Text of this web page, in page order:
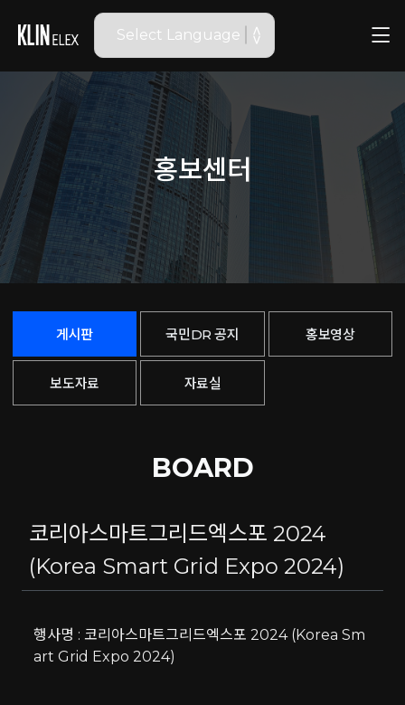
홍보센터
게시판 국민DR 공지 홍보영상
보도자료 자료실
BOARD
코리아스마트그리드엑스포 2024
(Korea Smart Grid Expo 2024)
행사명 : 코리아스마트그리드엑스포 2024 (Korea Sm
art Grid Expo 2024)